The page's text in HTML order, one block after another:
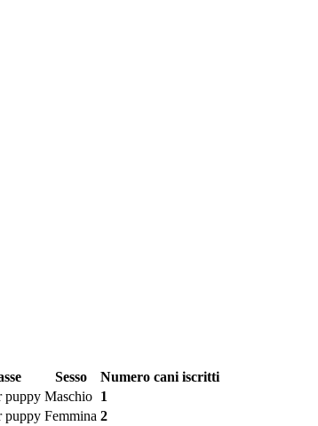
Sesso
Numero cani iscritti
puppy Maschio 1
puppy Femmina 2